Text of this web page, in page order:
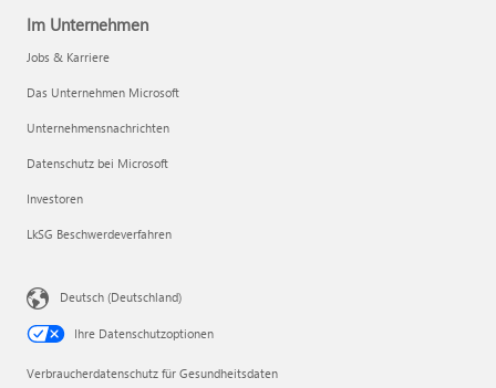
Im Unternehmen
Jobs & Karriere
Das Unternehmen Microsoft
Unternehmensnachrichten
Datenschutz bei Microsoft
Investoren
LkSG Beschwerdeverfahren
Deutsch (Deutschland)
Ihre Datenschutzoptionen
Verbraucherdatenschutz für Gesundheitsdaten